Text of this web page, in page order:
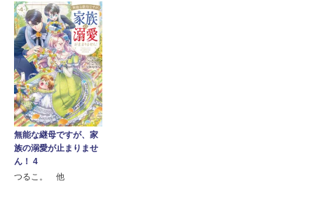
無能な継母ですが、家
族の溺愛が止まりませ
ん！ 4
つるこ。 他